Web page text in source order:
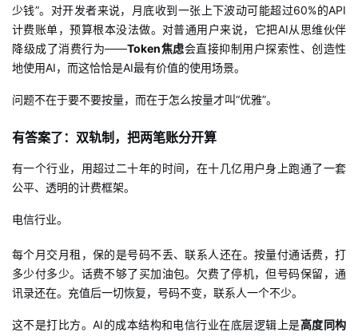
少钱”。对开发者来说，月底收到一张上下波动可能超过60%的API
计费账单，预算根本没法做。对普通用户来说，它把AI从思维伙伴
降级成了消费行为——Token焦虑会直接抑制用户探索性、创造性
地使用AI，而这恰恰是AI最有价值的使用场景。
问题不在于要不要按量，而在于怎么按量才叫“优雅”。
有答案了：双轨制，把两笔账分开算
有一个行业，用超过二十年的时间，在十几亿用户身上跑通了一套
公平、透明的计费框架。
电信行业。
每个月交月租，保的是号码不丢、联系人还在。按量付通话费，打
多少付多少。话费不够了买加油包。欠费了停机，但号码保留，通
讯录还在。充值后一切恢复，号码不变，联系人一个不少。
这不是打比方。AI的成本结构和电信行业在底层逻辑上是高度同构